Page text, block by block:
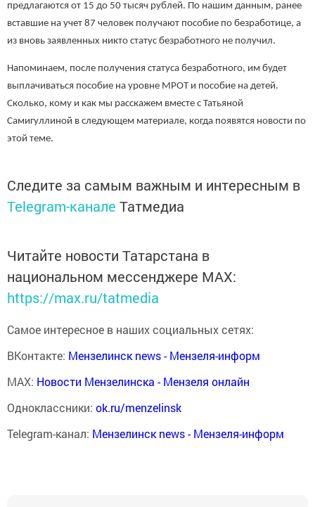
предлагаются от 15 до 50 тысяч рублей. По нашим данным, ранее
вставшие на учет 87 человек получают пособие по безработице, а
из вновь заявленных никто статус безработного не получил.
Напоминаем, после получения статуса безработного, им будет
выплачиваться пособие на уровне МРОТ и пособие на детей.
Сколько, кому и как мы расскажем вместе с Татьяной
Самигуллиной в следующем материале, когда появятся новости по
этой теме.
Следите за самым важным и интересным в
Telegram-канале Татмедиа
Читайте новости Татарстана в
национальном мессенджере MАХ:
https://max.ru/tatmedia
Самое интересное в наших социальных сетях:
ВКонтакте: Мензелинск news - Мензеля-информ
MAX: Новости Мензелинска - Мензеля онлайн
Одноклассники: ok.ru/menzelinsk
Telegram-канал: Мензелинск news - Мензеля-информ